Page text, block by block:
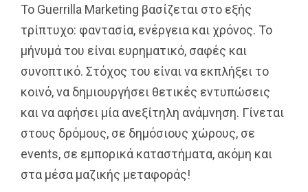
Το Guerrilla Marketing βασίζεται στο εξής
τρίπτυχο: φαντασία, ενέργεια και χρόνος. Το
μήνυμά του είναι ευρηματικό, σαφές και
συνοπτικό. Στόχος του είναι να εκπλήξει το
κοινό, να δημιουργήσει θετικές εντυπώσεις
και να αφήσει μία ανεξίτηλη ανάμνηση. Γίνεται
στους δρόμους, σε δημόσιους χώρους, σε
events, σε εμπορικά καταστήματα, ακόμη και
στα μέσα μαζικής μεταφοράς!